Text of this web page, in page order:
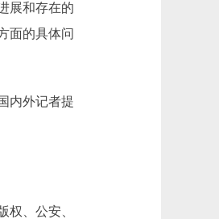
展和存在的
面的具体问
内外记者提
、公安、